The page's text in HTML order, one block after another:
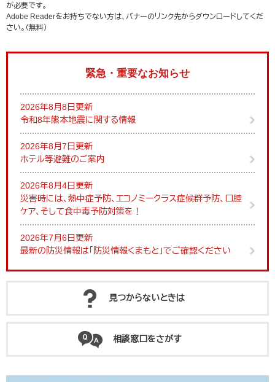
が必要です。
Adobe Readerをお持ちでない方は、バナーのリンク先からダウンロードしてくだ
さい。（無料）
緊急・重要なお知らせ
2026年8月8日更新
令和8年熊本地震に関する情報
2026年8月7日更新
ホテル等避難のご案内
2026年8月4日更新
災害時には、熱中症予防、エコノミークラス症候群予防、口腔
ケア、そして食中毒予防対策を！
2026年7月6日更新
最新の防災情報は「防災情報くまもと」でご確認ください
見つからないときは
相談窓口をさがす